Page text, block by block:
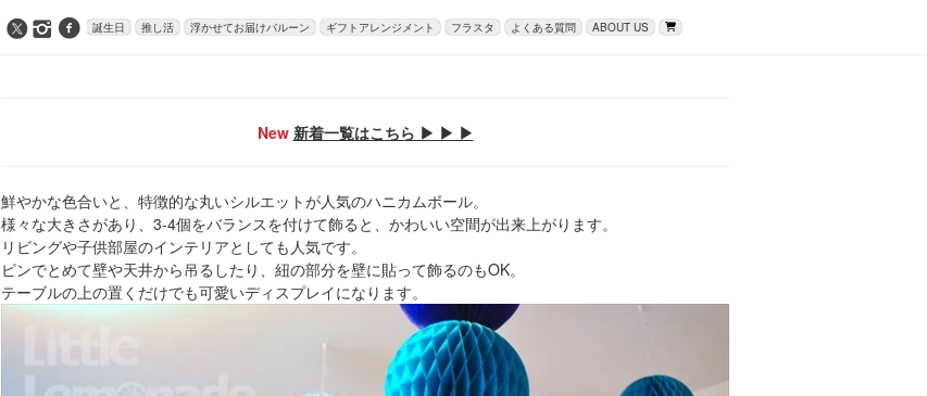
誕生日 推し活 浮かせてお届けバルーン ギフトアレンジメント フラスタ よくある質問 ABOUT US
New 新着一覧はこちら ▶ ▶ ▶
鮮やかな色合いと、特徴的な丸いシルエットが人気のハニカムボール。
様々な大きさがあり、3-4個をバランスを付けて飾ると、かわいい空間が出来上がります。
リビングや子供部屋のインテリアとしても人気です。
ピンでとめて壁や天井から吊るしたり、紐の部分を壁に貼って飾るのもOK。
テーブルの上の置くだけでも可愛いディスプレイになります。